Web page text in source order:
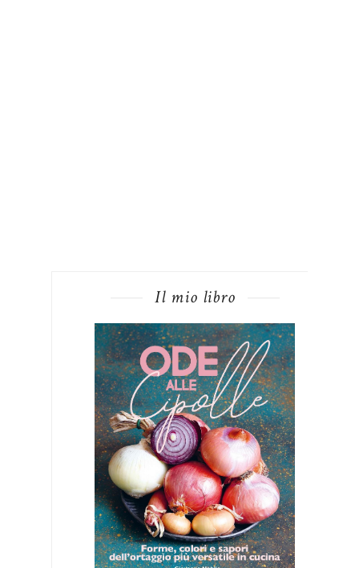
Il mio libro